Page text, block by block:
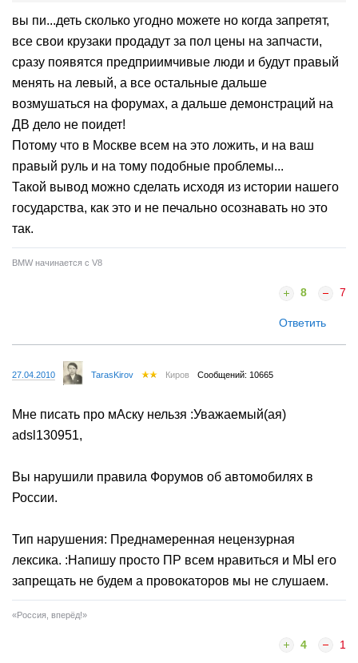
вы пи...деть сколько угодно можете но когда запретят,
все свои крузаки продадут за пол цены на запчасти,
сразу появятся предприимчивые люди и будут правый
менять на левый, а все остальные дальше
возмушаться на форумах, а дальше демонстраций на
ДВ дело не поидет!
Потому что в Москве всем на это ложить, и на ваш
правый руль и на тому подобные проблемы...
Такой вывод можно сделать исходя из истории нашего
государства, как это и не печально осознавать но это
так.
BMW начинается с V8
8 7
Ответить
27.04.2010 TarasKirov Киров Сообщений: 10665
Мне писать про мАску нельзя :Уважаемый(ая)
adsl130951,
Вы нарушили правила Форумов об автомобилях в
России.
Тип нарушения: Преднамеренная нецензурная
лексика. :Напишу просто ПР всем нравиться и МЫ его
запрещать не будем а провокаторов мы не слушаем.
«Россия, вперёд!»
4 1